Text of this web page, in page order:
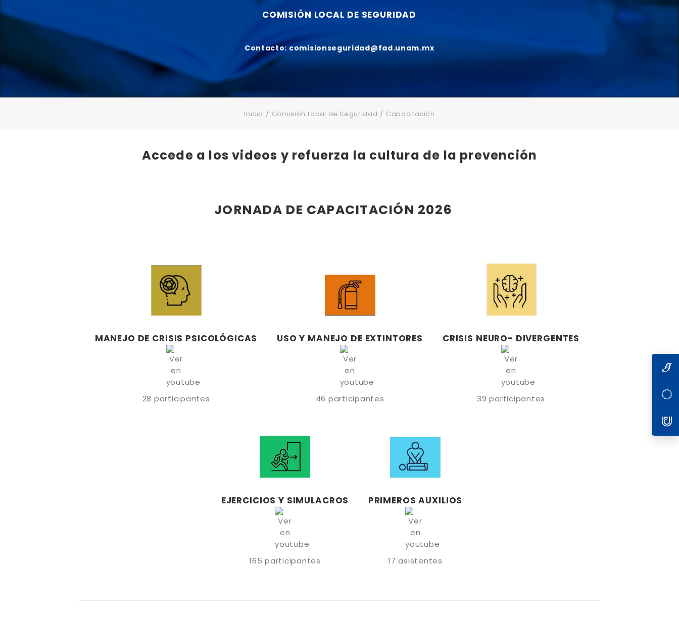
COMISIÓN LOCAL DE SEGURIDAD
Contacto: comisionseguridad@fad.unam.mx
Inicio Comisión Local de Seguridad Capacitación
Accede a los videos y refuerza la cultura de la prevención
JORNADA DE CAPACITACIÓN 2026
MANEJO DE CRISIS PSICOLÓGICAS
28 participantes
USO Y MANEJO DE EXTINTORES
46 participantes
CRISIS NEURO- DIVERGENTES
39 participantes
EJERCICIOS Y SIMULACROS
165 participantes
PRIMEROS AUXILIOS
17 asistentes